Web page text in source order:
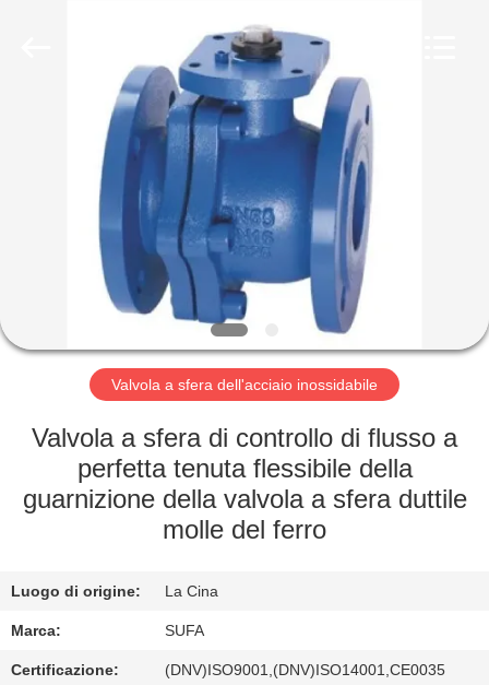
PRODOTTI
VISITA
FABBRICA
CONTROLLO
CONTATTACI
Valvola a sfera dell'acciaio inossidabile
Valvola a sfera di controllo di flusso a
perfetta tenuta flessibile della
guarnizione della valvola a sfera duttile
molle del ferro
Luogo di origine: La Cina
Marca: SUFA
Certificazione: (DNV)ISO9001,(DNV)ISO14001,CE0035